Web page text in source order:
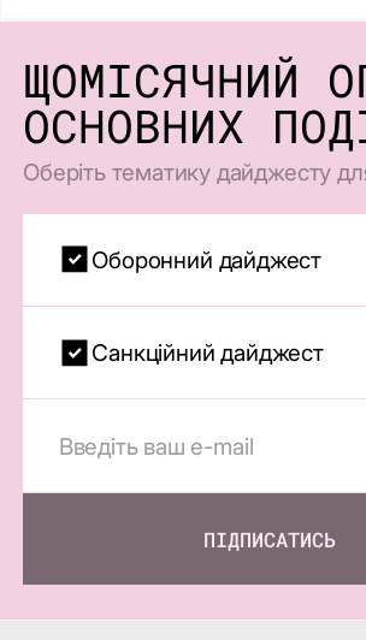
ЩОМІСЯЧНИЙ
ОСНОВНИХ
Оберіть тематику дайджесту
Оборонний дайджест
Санкційний дайджест
ПІДПИСАТИСЬ